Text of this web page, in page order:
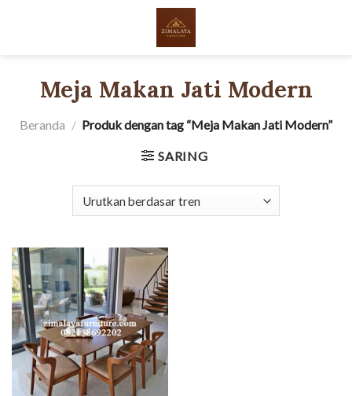
Meja Makan Jati Modern
Beranda / Produk dengan tag “Meja Makan Jati Modern”
SARING